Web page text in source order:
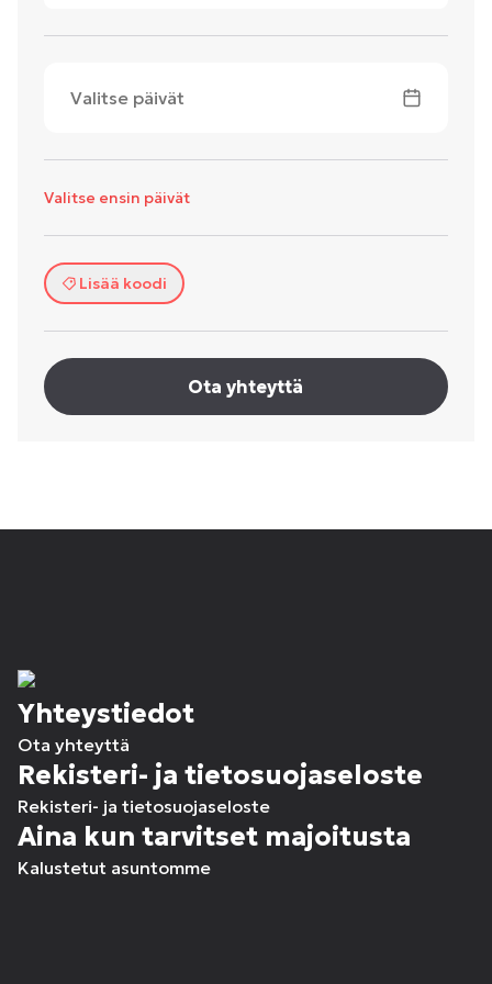
Valitse päivät
Valitse ensin päivät
Lisää koodi
Ota yhteyttä
Yhteystiedot
Ota yhteyttä
Rekisteri- ja tietosuojaseloste
Rekisteri- ja tietosuojaseloste
Aina kun tarvitset majoitusta
Kalustetut asuntomme